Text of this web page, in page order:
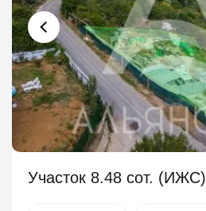
Участок 8.48 сот. (ИЖС)